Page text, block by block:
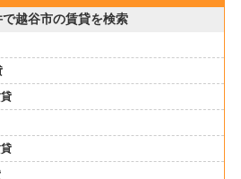
で越谷市の賃貸を検索